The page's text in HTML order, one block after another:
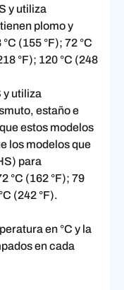
y utiliza
plomo y
(155 °F); 72 °C
°F); 120 °C (248
y utiliza
estaño e
estos modelos
los modelos que
para
°C (162 °F); 79
(242 °F).
en °C y la
en cada